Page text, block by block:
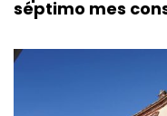
séptimo mes